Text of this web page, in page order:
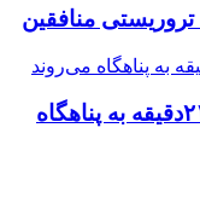
لیبرمن: ساکنان شمال اسرائیل هر ۲۱دقیقه به پناهگاه